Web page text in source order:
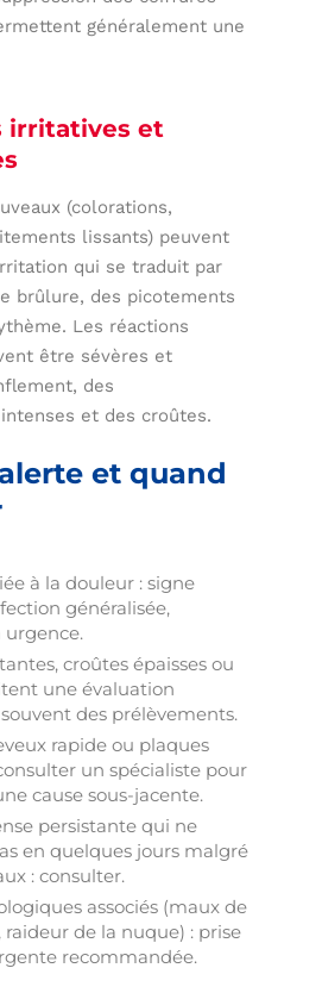
généralement une
irritatives et
(colorations,
lissants) peuvent
qui se traduit par
brûlure, des picotements
Les réactions
être sévères et
des
et des croûtes.
et quand
à la douleur : signe
généralisée,
urgence.
croûtes épaisses ou
une évaluation
des prélèvements.
rapide ou plaques
un spécialiste pour
cause sous-jacente.
persistante qui ne
en quelques jours malgré
: consulter.
associés (maux de
raideur de la nuque) : prise
recommandée.